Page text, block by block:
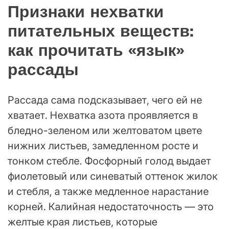
Признаки нехватки
питательных веществ:
как прочитать «язык»
рассады
Рассада сама подсказывает, чего ей не
хватает. Нехватка азота проявляется в
бледно-зеленом или желтоватом цвете
нижних листьев, замедленном росте и
тонком стебле. Фосфорный голод выдает
фиолетовый или синеватый оттенок жилок
и стебля, а также медленное нарастание
корней. Калийная недостаточность — это
желтые края листьев, которые